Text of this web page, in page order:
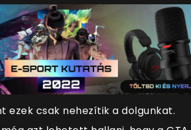
ezek csak nehezítik a dolgunkat.